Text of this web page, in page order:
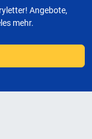
Angebote,
mehr.